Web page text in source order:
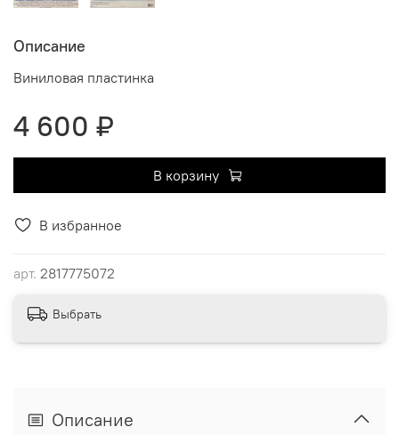
В избранное
арт. 2817775072
Описание
Виниловая пластинка
4 600 ₽
В корзину
Выбрать
Описание